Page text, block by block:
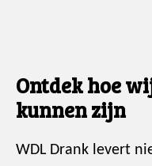
Ontdek hoe
kunnen zijn
WDL Drank levert